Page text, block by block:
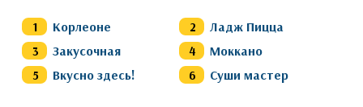
Корлеоне
Ладж Пицца
Закусочная
Моккано
Вкусно здесь!
Суши мастер